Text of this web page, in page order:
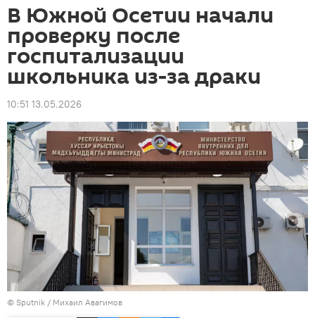
В Южной Осетии начали
проверку после
госпитализации
школьника из-за драки
10:51 13.05.2026
© Sputnik / Михаил Авагимов